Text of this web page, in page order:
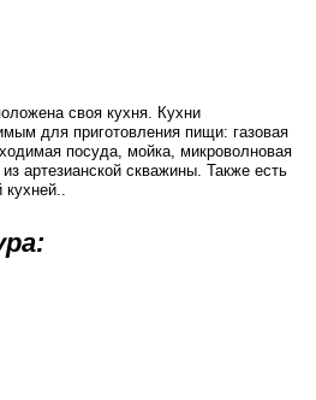
своя кухня. Кухни
для приготовления пищи: газовая
посуда, мойка, микроволновая
артезианской скважины. Также есть